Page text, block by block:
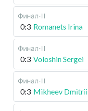
Финал-II
0:3 Romanets Irina
Финал-II
0:3 Voloshin Sergei
Финал-II
0:3 Mikheev Dmitrii